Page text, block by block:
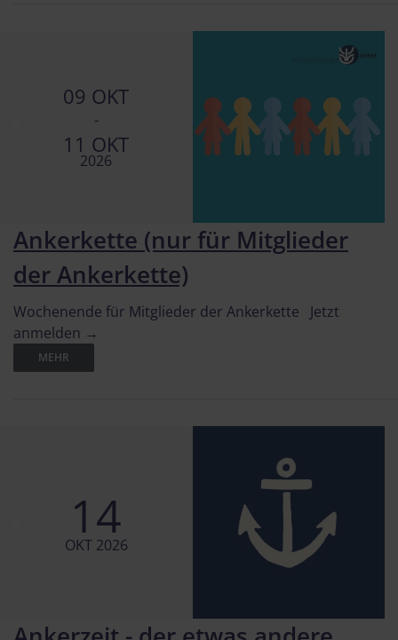
09 OKT
-
11 OKT
2026
Ankerkette (nur für Mitglieder
der Ankerkette)
Wochenende für Mitglieder der Ankerkette Jetzt
anmelden →
MEHR
14
OKT 2026